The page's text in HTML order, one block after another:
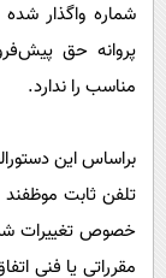
شماره واگذار
پروانه حق
مناسب را ندارد.
براساس این
تلفن ثابت
خصوص تغییرات
مقرراتی یا فنی